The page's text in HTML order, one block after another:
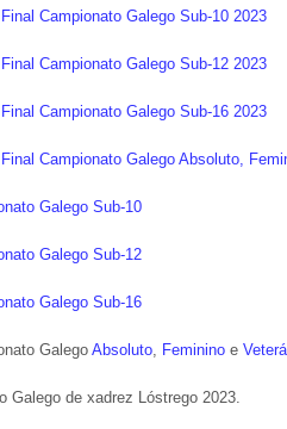
Campionato Galego Sub-10 2023
Campionato Galego Sub-12 2023
Campionato Galego Sub-16 2023
Campionato Galego Absoluto,
Galego Sub-10
Galego Sub-12
Galego Sub-16
GalegoAbsoluto, Feminino e
Galego de xadrez Lóstrego 2023.